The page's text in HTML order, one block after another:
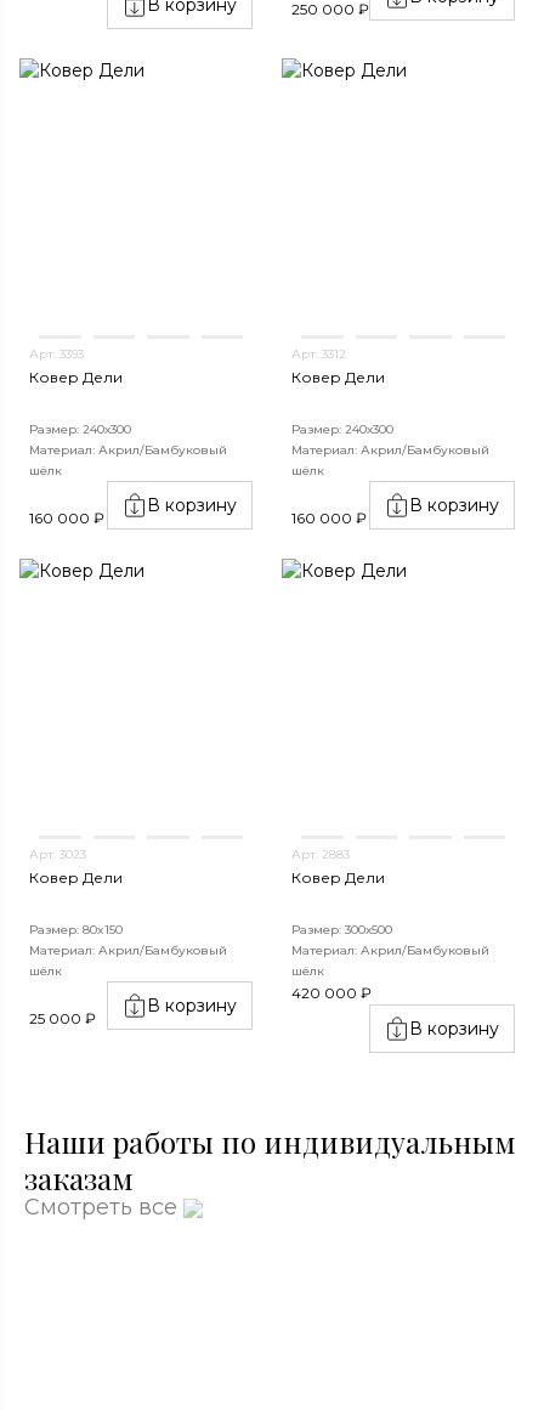
250 000 ₽
Арт. 3393
Ковер Дели
Размер: 240х300
Материал: Акрил/Бамбуковый
шёлк
160 000 ₽
В корзину
Арт. 3312
Ковер Дели
Размер: 240х300
Материал: Акрил/Бамбуковый
шёлк
160 000 ₽
В корзину
Арт. 3023
Ковер Дели
Размер: 80x150
Материал: Акрил/Бамбуковый
шёлк
25 000 ₽
В корзину
Арт. 2883
Ковер Дели
Размер: 300х500
Материал: Акрил/Бамбуковый
шёлк
420 000 ₽
В корзину
Наши работы по индивидуальным
заказам
Смотреть все